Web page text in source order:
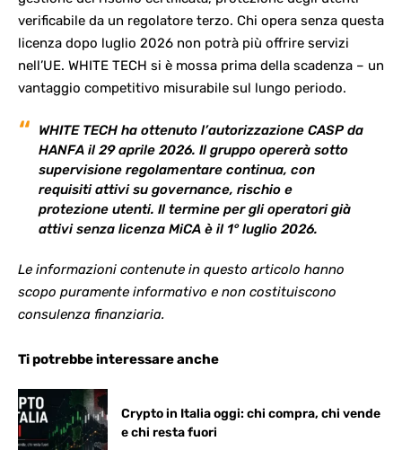
verificabile da un regolatore terzo. Chi opera senza questa
licenza dopo luglio 2026 non potrà più offrire servizi
nell’UE. WHITE TECH si è mossa prima della scadenza – un
vantaggio competitivo misurabile sul lungo periodo.
WHITE TECH ha ottenuto l’autorizzazione CASP da
HANFA il 29 aprile 2026. Il gruppo opererà sotto
supervisione regolamentare continua, con
requisiti attivi su governance, rischio e
protezione utenti. Il termine per gli operatori già
attivi senza licenza MiCA è il 1° luglio 2026.
Le informazioni contenute in questo articolo hanno
scopo puramente informativo e non costituiscono
consulenza finanziaria.
Ti potrebbe interessare anche
Crypto in Italia oggi: chi compra, chi vende
e chi resta fuori